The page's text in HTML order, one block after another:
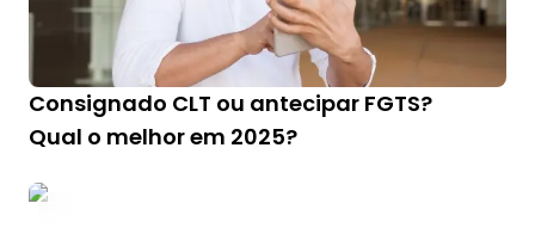
Consignado CLT ou antecipar FGTS?
Qual o melhor em 2025?